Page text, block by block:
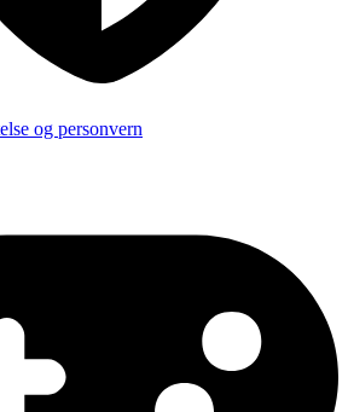
og personvern